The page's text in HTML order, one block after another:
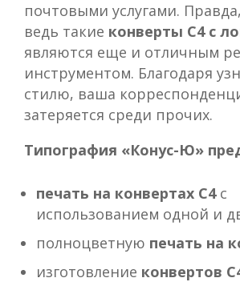
почтовыми услугами.
ведь такие конверты С4 с
являются еще и отличным
инструментом. Благодаря
стилю, ваша
затеряется среди прочих.
Типография «Конус-Ю»
печать на конвертах С4с
использованием одной и
полноцветную печать на
изготовление конвертов